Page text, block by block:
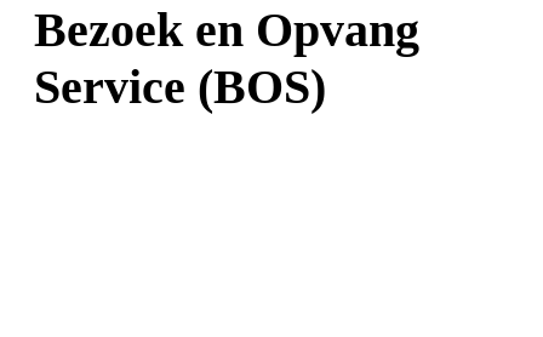
Bezoek en Opvang
Service (BOS)